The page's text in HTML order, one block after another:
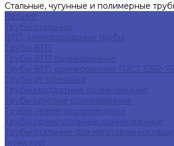
Стальные, чугунные и полимерные
Каталог
Трубы стальные
ВГП, электросварные трубы
Трубы ВГП
Трубы ВГП оцинкованные
Трубы ВГП оцинкованные ГОСТ 3262-75
Трубы из обечайки
Трубы квадратные оцинкованные
Трубы круглые оцинкованные
Трубы нефтегазопроводные
Трубы прямоугольные оцинкованные
Трубы стальные для изготовления
(кожухов)